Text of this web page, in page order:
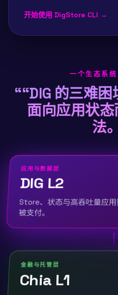
开始使用 DigStore CLI →
一个生态系
““DIG 的三难
面向应用状
法
应用与数据层
DIG L2
Store、状态与高吞吐量应
被支付。
金融与托管层
Chia L1